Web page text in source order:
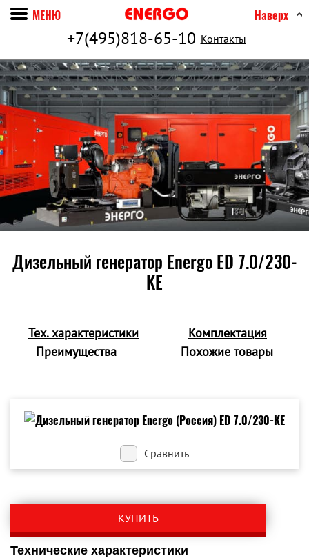
+7(495)818-65-10 Контакты
МЕНЮ Наверх
Дизельный генератор Energo ED 7.0/230-
KE
Тех. характеристики
Комплектация
Преимущества
Похожие товары
Сравнить
КУПИТЬ
Технические характеристики